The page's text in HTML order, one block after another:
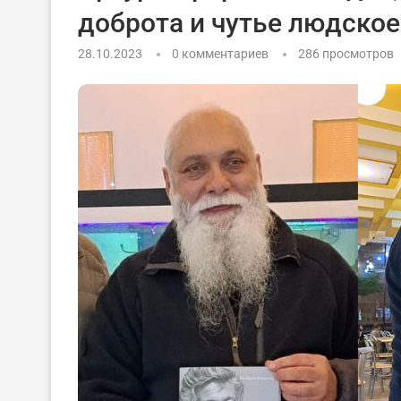
доброта и чутье
28.10.2023 0 комментариев 286 просмотров